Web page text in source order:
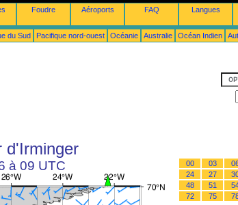
Foudre Aéroports FAQ Langues
du Sud Pacifique nord-ouest Océanie Australie Océan Indien
d'Irminger
à 09 UTC 00 03
24
27
48
51
72
75